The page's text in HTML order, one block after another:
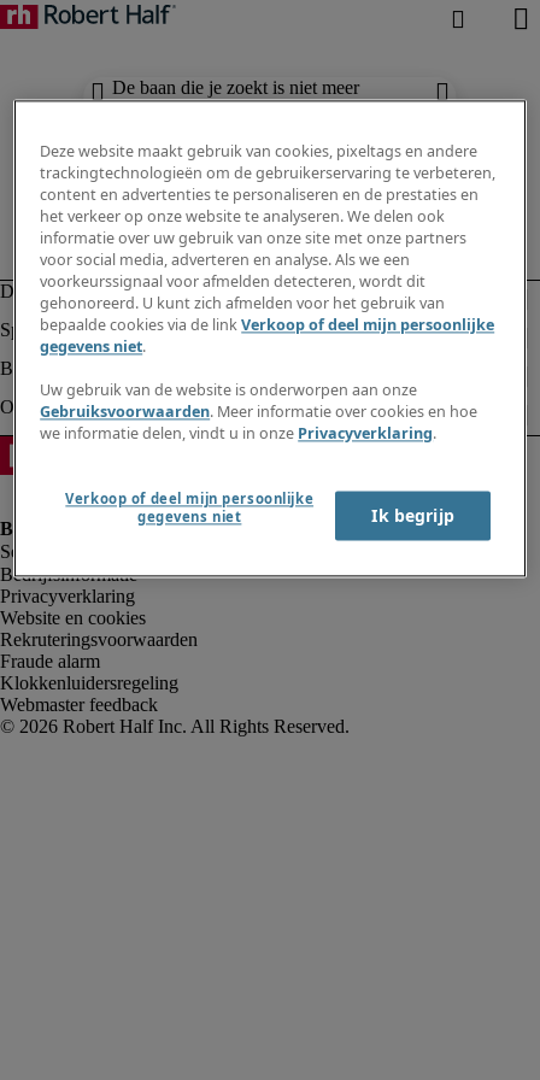
De baan die je zoekt is niet meer
beschikbaar. Zie vergelijkbare resultaten
Bedrijfsinformatie
Privacyverklaring
Website en cookies
Rekruteringsvoorwaarden
Fraude alarm
Klokkenluidersregeling
Webmaster feedback
Deze website maakt gebruik van cookies, pixeltags en andere
trackingtechnologieën om de gebruikerservaring te verbeteren,
content en advertenties te personaliseren en de prestaties en
het verkeer op onze website te analyseren. We delen ook
informatie over uw gebruik van onze site met onze partners
voor social media, adverteren en analyse. Als we een
voorkeurssignaal voor afmelden detecteren, wordt dit
gehonoreerd. U kunt zich afmelden voor het gebruik van
bepaalde cookies via de linkVerkoop of deel mijn persoonlijke
gegevens niet.
Uw gebruik van de website is onderworpen aan onze
Gebruiksvoorwaarden. Meer informatie over cookies en hoe
we informatie delen, vindt u in onze Privacyverklaring.
Verkoop of deel mijn persoonlijke
gegevens niet
Ik begrijp